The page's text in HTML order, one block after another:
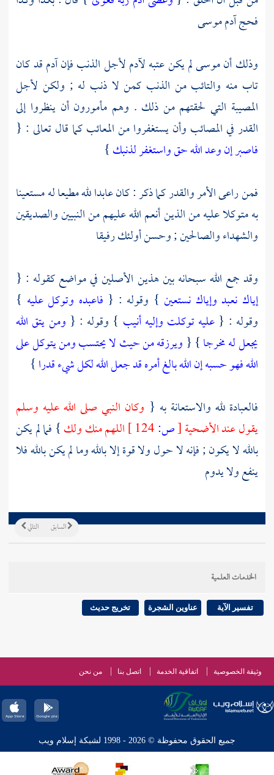
فحجآدمموسى
وذلك أنموسىلم يكن عتبهلآدملأجل الذنب فإنآدمقد كان
تاب منه والتائب من الذنب كمن لا ذنب له ; ولكن لأجل
المصيبة التي لحقتهم من ذلك . وهم مأمورون أن ينظروا إلى
القدر في المصائب وأن يستغفروا من المعائب كما قال تعالى : {
فاصبر إن وعد الله حق واستغفر لذنبك}
فمن راعى الأمر والقدر كما ذكر : كان عابدا لله مطيعا له مستعينا
به متوكلا عليه من الذين أنعم الله عليهم من النبيين والصديقين
والشهداء والصالحين ; وحسن أولئك رفيقا
وقد جمع الله سبحانه بين هذين الأصلين في مواضع كقوله : {
إياك نعبد وإياك نستعين } وقوله : { فاعبده وتوكل عليه }
وقوله : { عليه توكلت وإليه أنيب } وقوله : { ومن يتق الله
يجعل له مخرجا} { ويرزقه من حيث لا يحتسب ومن يتوكل على
الله فهو حسبه إن الله بالغ أمره قد جعل الله لكل شيء قدرا}
فالعبادة لله والاستعانة به { وكان النبي صلى الله عليه وسلم
يقول عند الأضحية[ص: اللهم منك ولك} فما لم يكن
بالله لا يكون ; فإنه لا حول ولا قوة إلا بالله وما لم يكن بالله فلا
ينفع ولا يدوم
التالي السابق
الخدمات العلمية
تفسير الآية عناوين الشجرة تخريج حديث
وثيقة الخصوصية اتفاقية الخدمة اتصل بنا من نحن
جميع الحقوق محفوظة © 2026 - 1998 لشبكة إسلام ويب